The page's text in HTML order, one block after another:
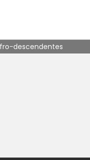
descendentes